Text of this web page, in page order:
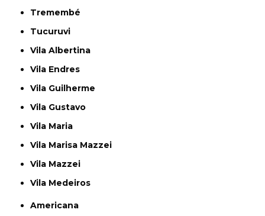
Tremembé
Tucuruvi
Vila Albertina
Vila Endres
Vila Guilherme
Vila Gustavo
Vila Maria
Vila Marisa Mazzei
Vila Mazzei
Vila Medeiros
Americana